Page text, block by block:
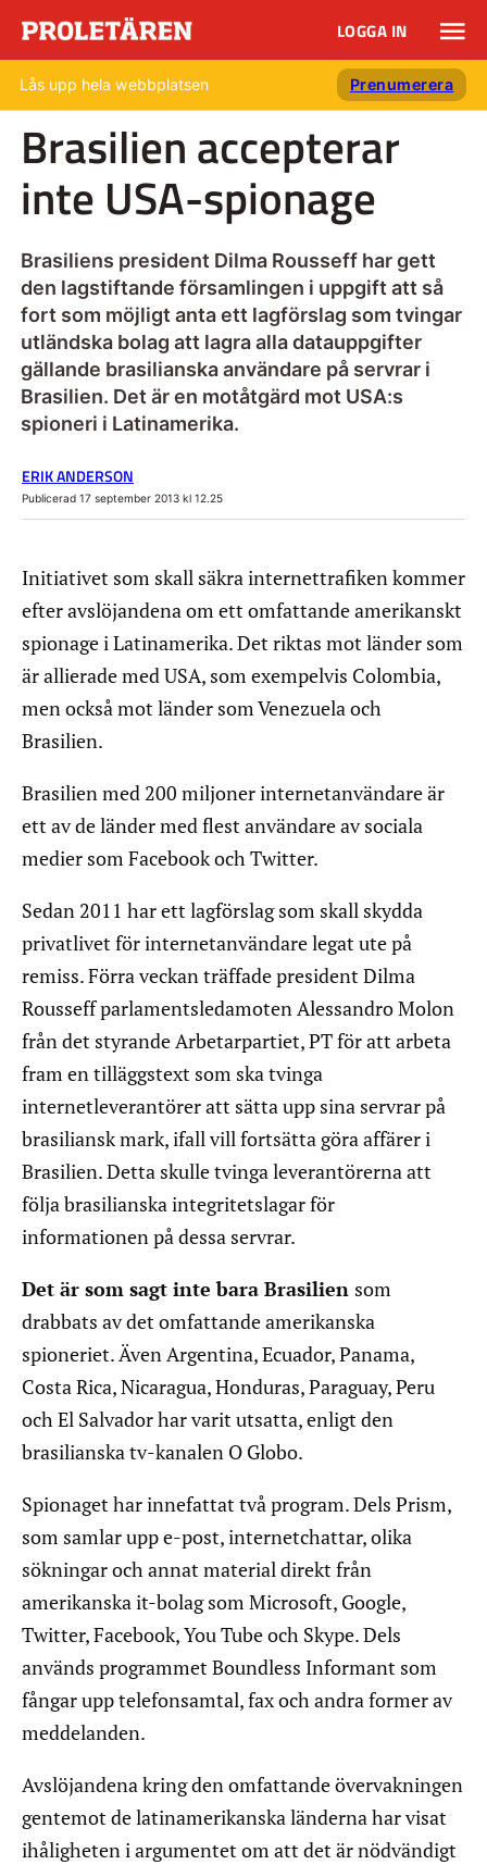
LOGGA IN
Lås upp hela webbplatsen Prenumerera
Brasilien accepterar
inte USA-spionage
Brasiliens president Dilma Rousseff har gett
den lagstiftande församlingen i uppgift att så
fort som möjligt anta ett lagförslag som tvingar
utländska bolag att lagra alla datauppgifter
gällande brasilianska användare på servrar i
Brasilien. Det är en motåtgärd mot USA:s
spioneri i Latinamerika.
ERIK ANDERSON
Publicerad 17 september 2013 kl 12.25
Initiativet som skall säkra internettrafiken kommer
efter avslöjandena om ett omfattande amerikanskt
spionage i Latinamerika. Det riktas mot länder som
är allierade med USA, som exempelvis Colombia,
men också mot länder som Venezuela och
Brasilien.
Brasilien med 200 miljoner internetanvändare är
ett av de länder med flest användare av sociala
medier som Facebook och Twitter.
Sedan 2011 har ett lagförslag som skall skydda
privatlivet för internetanvändare legat ute på
remiss. Förra veckan träffade president Dilma
Rousseff parlamentsledamoten Alessandro Molon
från det styrande Arbetarpartiet, PT för att arbeta
fram en tilläggstext som ska tvinga
internetleverantörer att sätta upp sina servrar på
brasiliansk mark, ifall vill fortsätta göra affärer i
Brasilien. Detta skulle tvinga leverantörerna att
följa brasilianska integritetslagar för
informationen på dessa servrar.
Det är som sagt inte bara Brasilien som
drabbats av det omfattande amerikanska
spioneriet. Även Argentina, Ecuador, Panama,
Costa Rica, Nicaragua, Honduras, Paraguay, Peru
och El Salvador har varit utsatta, enligt den
brasilianska tv-kanalen O Globo.
Spionaget har innefattat två program. Dels Prism,
som samlar upp e-post, internetchattar, olika
sökningar och annat material direkt från
amerikanska it-bolag som Microsoft, Google,
Twitter, Facebook, You Tube och Skype. Dels
används programmet Boundless Informant som
fångar upp telefonsamtal, fax och andra former av
meddelanden.
Avslöjandena kring den omfattande övervakningen
gentemot de latinamerikanska länderna har visat
ihåligheten i argumentet om att det är nödvändigt